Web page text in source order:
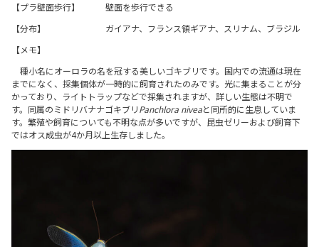
【プラ壁面歩行】 壁面を歩行できる
【分布】 ガイアナ、フランス領ギアナ、スリナム、ブラジル
【メモ】
種小名にオーロラの名を冠する美しいゴキブリです。国内での流通は現在
までになく、採集個体が一時的に飼育されたのみです。光に集まることが分
かっており、ライトトラップなどで採集されますが、詳しい生態は不明で
す。同属のミドリバナナゴキブリPanchlora niveaと同所的に生息していま
す。繁殖や飼育についても不明な点が多いですが、昆虫ゼリーおよび飼育下
ではオス成虫が4か月以上生存しました。